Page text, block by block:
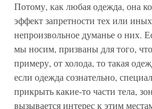
Потому, как любая одежда, она
эффект запретности тех или
непроизвольное думанье о них.
мы носим, призваны для того,
примеру, от холода, то такая
если одежда сознательно,
прикрыть какие-то части тела,
вызывается интерес к этим